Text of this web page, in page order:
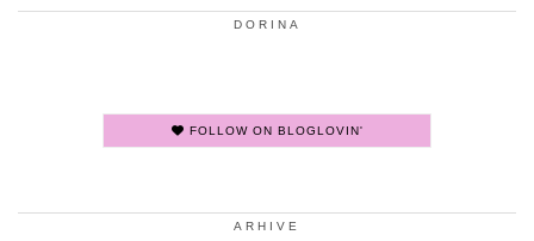
DORINA
FOLLOW ON BLOGLOVIN'
ARHIVE